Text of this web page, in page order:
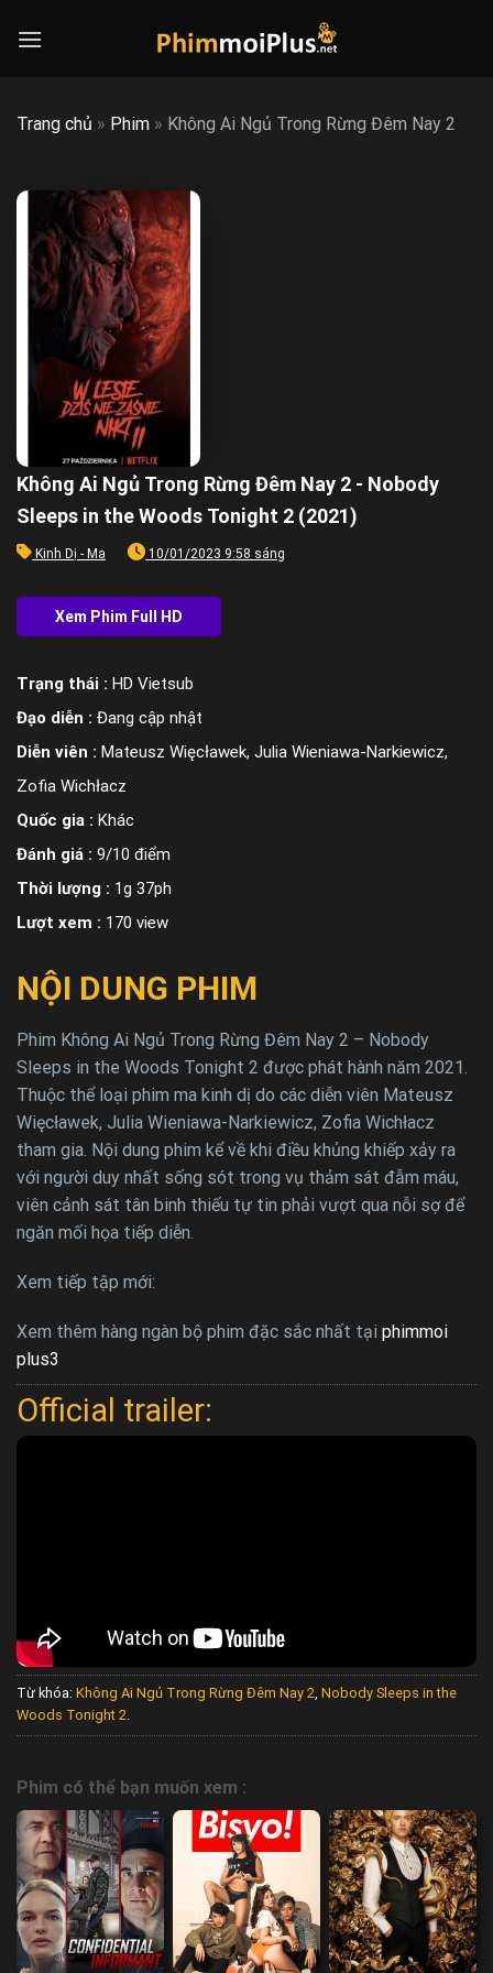
Trang chủ » Phim » Không Ai Ngủ Trong Rừng Đêm Nay 2
Không Ai Ngủ Trong Rừng Đêm Nay 2 - Nobody
Sleeps in the Woods Tonight 2 (2021)
Kinh Dị - Ma 10/01/2023 9:58 sáng
Trạng thái : HD Vietsub
Đạo diễn : Đang cập nhật
Diễn viên : Mateusz Więcławek, Julia Wieniawa-Narkiewicz,
Zofia Wichłacz
Quốc gia : Khác
Đánh giá : 9/10 điểm
Thời lượng : 1g 37ph
Lượt xem : 170 view
NỘI DUNG PHIM
Phim Không Ai Ngủ Trong Rừng Đêm Nay 2 – Nobody
Sleeps in the Woods Tonight 2 được phát hành năm 2021.
Thuộc thể loại phim ma kinh dị do các diễn viên Mateusz
Więcławek, Julia Wieniawa-Narkiewicz, Zofia Wichłacz
tham gia. Nội dung phim kể về khi điều khủng khiếp xảy ra
với người duy nhất sống sót trong vụ thảm sát đẫm máu,
viên cảnh sát tân binh thiếu tự tin phải vượt qua nỗi sợ để
ngăn mối họa tiếp diễn.
Xem tiếp tập mới:
Xem thêm hàng ngàn bộ phim đặc sắc nhất tại phimmoi
plus3
Official trailer:
Từ khóa: Không Ai Ngủ Trong Rừng Đêm Nay 2, Nobody Sleeps in the
Woods Tonight 2.
Phim có thể bạn muốn xem :